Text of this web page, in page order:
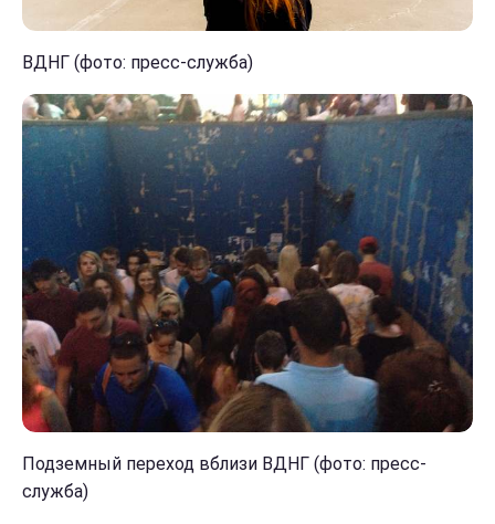
ВДНГ (фото: пресс-служба)
Подземный переход вблизи ВДНГ (фото: пресс-
служба)